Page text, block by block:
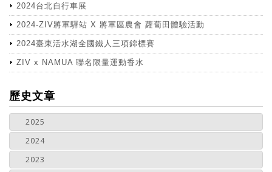
2024台北自行車展
2024-ZIV將軍驛站 X 將軍區農會 蘿蔔田體驗活動
2024臺東活水湖全國鐵人三項錦標賽
ZIV x NAMUA 聯名限量運動香水
more
歷史文章
2025
2024
2023